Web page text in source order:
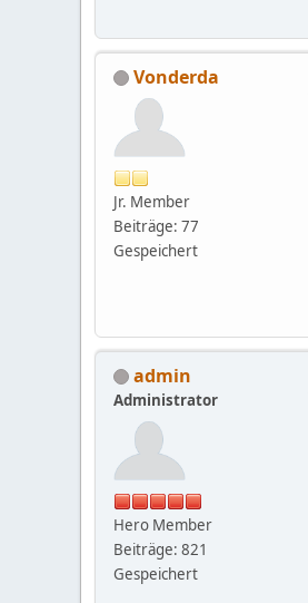
Vonderda
Jr. Member
Beiträge: 77
Gespeichert
admin
Administrator
Hero Member
Beiträge: 821
Gespeichert